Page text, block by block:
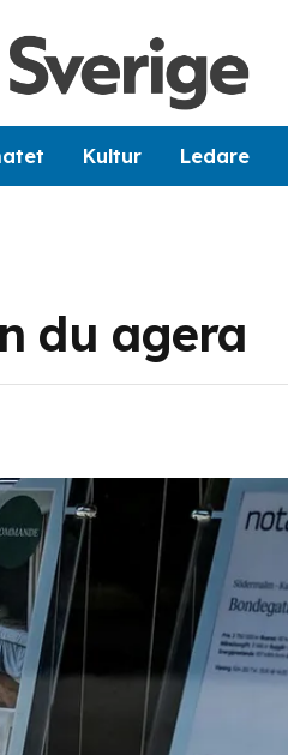
Kultur Ledare
du agera